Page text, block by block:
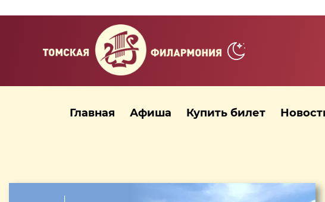
Главная Афиша Купить билет